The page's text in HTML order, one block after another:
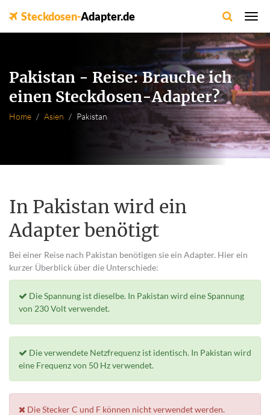
Steckdosen-Adapter.de
Pakistan - Reise: Brauche ich
einen Steckdosen-Adapter?
Home Asien Pakistan
In Pakistan wird ein
Adapter benötigt
Bei einer Reise nach Pakistan benötigen sie ein Adapter. Hier ein
kurzer Überblick über die Unterschiede:
Die Spannung ist dieselbe. In Pakistan wird eine Spannung
von 230 Volt verwendet.
Die verwendete Netzfrequenz ist identisch. In Pakistan wird
eine Frequenz von 50 Hz verwendet.
Die Stecker C und F können nicht verwendet werden.